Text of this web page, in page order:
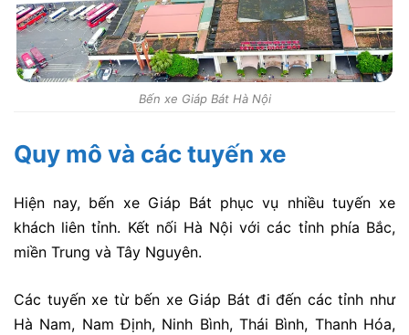
Bến xe Giáp Bát Hà Nội
Quy mô và các tuyến xe
Hiện nay, bến xe Giáp Bát phục vụ nhiều tuyến xe
khách liên tỉnh. Kết nối Hà Nội với các tỉnh phía Bắc,
miền Trung và Tây Nguyên.
Các tuyến xe từ bến xe Giáp Bát đi đến các tỉnh như
Hà Nam, Nam Định, Ninh Bình, Thái Bình, Thanh Hóa,